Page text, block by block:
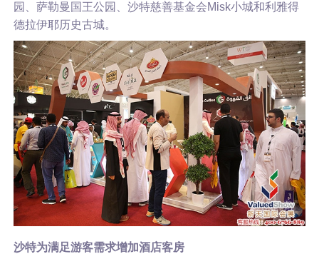
园、萨勒曼国王公园、沙特慈善基金会Misk小城和利雅得
德拉伊耶历史古城。
沙特为满足游客需求增加酒店客房